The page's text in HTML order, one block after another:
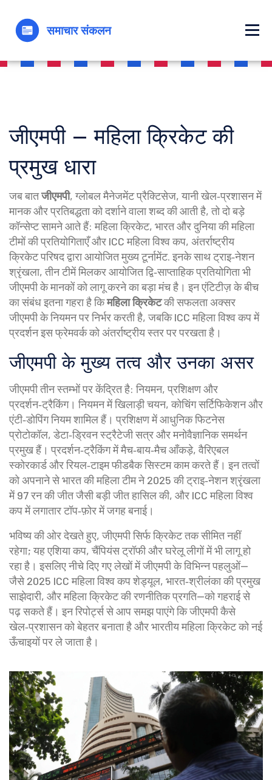
जीएमपी – महिला क्रिकेट की
प्रमुख धारा
जब बातजीएमपी,ग्लोबल मैनेजमेंट प्रैक्टिसेज, यानी खेल‑प्रशासन में
मानक और प्रतिबद्धता को दर्शाने वाला शब्दकी आती है, तो दो बड़े
कॉन्सेप्ट सामने आते हैं:महिला क्रिकेट, भारत और दुनिया की महिला
टीमों की प्रतियोगिताएँऔर ICC महिला विश्व कप, अंतर्राष्ट्रीय
क्रिकेट परिषद द्वारा आयोजित मुख्य टूर्नामेंट. इनके साथट्राइ‑नेशन
श्रृंखला,तीन टीमें मिलकर आयोजित द्वि‑साप्ताहिक प्रतियोगिताभी
जीएमपी के मानकों को लागू करने का बड़ा मंच है। इन एंटिटीज़ के बीच
का संबंध इतना गहरा है किमहिला क्रिकेटकी सफलता अक्सर
जीएमपी के नियमन पर निर्भर करती है, जबकि ICC महिला विश्व कप में
प्रदर्शन इस फ्रेमवर्क को अंतर्राष्ट्रीय स्तर पर परखता है।
जीएमपी के मुख्य तत्व और उनका असर
जीएमपी तीन स्तम्भों पर केंद्रित है: नियमन, प्रशिक्षण और
प्रदर्शन‑ट्रैकिंग। नियमन में खिलाड़ी चयन, कोचिंग सर्टिफिकेशन और
एंटी‑डोपिंग नियम शामिल हैं। प्रशिक्षण में आधुनिक फिटनेस
प्रोटोकॉल, डेटा‑ड्रिवन स्ट्रैटेजी सत्र और मनोवैज्ञानिक समर्थन
प्रमुख हैं। प्रदर्शन‑ट्रैकिंग में मैच‑बाय‑मैच आँकड़े, वैरिएबल
स्कोरकार्ड और रियल‑टाइम फीडबैक सिस्टम काम करते हैं। इन तत्वों
को अपनाने से भारत की महिला टीम ने 2025 की ट्राइ‑नेशन श्रृंखला
में 97 रन की जीत जैसी बड़ी जीत हासिल की, और ICC महिला विश्व
कप में लगातार टॉप‑फ़ोर में जगह बनाई।
भविष्य की ओर देखते हुए, जीएमपी सिर्फ क्रिकेट तक सीमित नहीं
रहेगा; यह एशिया कप, चैंपियंस ट्रॉफी और घरेलू लीगों में भी लागू हो
रहा है। इसलिए नीचे दिए गए लेखों में जीएमपी के विभिन्न पहलुओं—
जैसे 2025 ICC महिला विश्व कप शेड्यूल, भारत‑श्रीलंका की प्रमुख
साझेदारी, और महिला क्रिकेट की रणनीतिक प्रगति—को गहराई से
पढ़ सकते हैं। इन रिपोर्ट्स से आप समझ पाएंगे कि जीएमपी कैसे
खेल‑प्रशासन को बेहतर बनाता है और भारतीय महिला क्रिकेट को नई
ऊँचाइयों पर ले जाता है।